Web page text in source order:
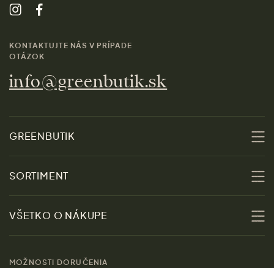
KONTAKTUJTE NÁS V PRÍPADE
OTÁZOK
info@greenbutik.sk
GREENBUTIK
Udržateľnosť
Kontakt
SORTIMENT
Zľavy
Ženy
VŠETKO O NÁKUPE
MOŽNOSTI DORUČENIA